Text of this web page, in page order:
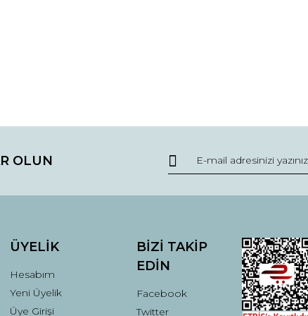
Yorum Yaz
OLUN
ÜYELİK
Hesabım
Yeni Üyelik
Üye Girişi
BİZİ TAKİP
EDİN
Facebook
Twitter